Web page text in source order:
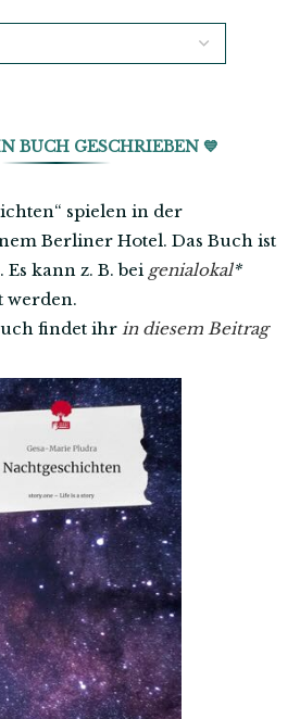
BUCH GESCHRIEBEN 💙
spielen in der
Berliner Hotel. Das Buch ist
kann z. B. bei genialokal*
werden.
findet ihr in diesem Beitrag